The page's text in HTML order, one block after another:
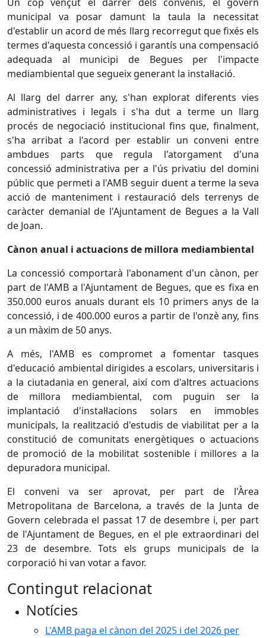
municipal va posar damunt la taula la necessitat
d'establir un acord de més llarg recorregut que fixés els
termes d'aquesta concessió i garantís una compensació
adequada al municipi de Begues per l'impacte
mediambiental que segueix generant la instal·lació.
Al llarg del darrer any, s'han explorat diferents vies
administratives i legals i s'ha dut a terme un llarg
procés de negociació institucional fins que, finalment,
s'ha arribat a l'acord per establir un conveni entre
ambdues parts que regula l'atorgament d'una
concessió administrativa per a l'ús privatiu del domini
públic que permeti a l'AMB seguir duent a terme la seva
acció de manteniment i restauració dels terrenys de
caràcter demanial de l'Ajuntament de Begues a la Vall
de Joan.
Cànon anual i actuacions de millora mediambiental
La concessió comportarà l'abonament d'un cànon, per
part de l'AMB a l'Ajuntament de Begues, que es fixa en
350.000 euros anuals durant els 10 primers anys de la
concessió, i de 400.000 euros a partir de l'onzè any, fins
a un màxim de 50 anys.
A més, l'AMB es compromet a fomentar tasques
d'educació ambiental dirigides a escolars, universitaris i
a la ciutadania en general, així com d'altres actuacions
de millora mediambiental, com puguin ser la
implantació d'instal·lacions solars en immobles
municipals, la realització d'estudis de viabilitat per a la
constitució de comunitats energètiques o actuacions
de promoció de la mobilitat sostenible i millores a la
depuradora municipal.
El conveni va ser aprovat, per part de l'Àrea
Metropolitana de Barcelona, a través de la Junta de
Govern celebrada el passat 17 de desembre i, per part
de l'Ajuntament de Begues, en el ple extraordinari del
23 de desembre. Tots els grups municipals de la
corporació hi van votar a favor.
Contingut relacionat
Notícies
L'AMB paga el cànon del 2025 i del 2026 per